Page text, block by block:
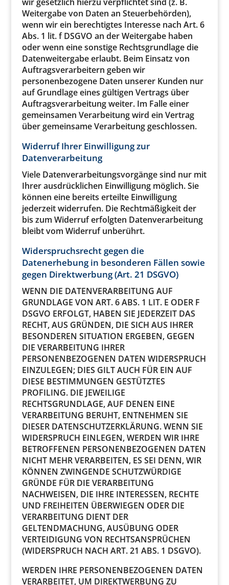
Weitergabe von Daten an Steuerbehörden),
wenn wir ein berechtigtes Interesse nach Art. 6
Abs. 1 lit. f DSGVO an der Weitergabe haben
oder wenn eine sonstige Rechtsgrundlage die
Datenweitergabe erlaubt. Beim Einsatz von
Auftragsverarbeitern geben wir
personenbezogene Daten unserer Kunden nur
auf Grundlage eines gültigen Vertrags über
Auftragsverarbeitung weiter. Im Falle einer
gemeinsamen Verarbeitung wird ein Vertrag
über gemeinsame Verarbeitung geschlossen.
Widerruf Ihrer Einwilligung zur
Datenverarbeitung
Viele Datenverarbeitungsvorgänge sind nur mit
Ihrer ausdrücklichen Einwilligung möglich. Sie
können eine bereits erteilte Einwilligung
jederzeit widerrufen. Die Rechtmäßigkeit der
bis zum Widerruf erfolgten Datenverarbeitung
bleibt vom Widerruf unberührt.
Widerspruchsrecht gegen die
Datenerhebung in besonderen Fällen sowie
gegen Direktwerbung (Art. 21 DSGVO)
WENN DIE DATENVERARBEITUNG AUF
GRUNDLAGE VON ART. 6 ABS. 1 LIT. E ODER F
DSGVO ERFOLGT, HABEN SIE JEDERZEIT DAS
RECHT, AUS GRÜNDEN, DIE SICH AUS IHRER
BESONDEREN SITUATION ERGEBEN, GEGEN
DIE VERARBEITUNG IHRER
PERSONENBEZOGENEN DATEN WIDERSPRUCH
EINZULEGEN; DIES GILT AUCH FÜR EIN AUF
DIESE BESTIMMUNGEN GESTÜTZTES
PROFILING. DIE JEWEILIGE
RECHTSGRUNDLAGE, AUF DENEN EINE
VERARBEITUNG BERUHT, ENTNEHMEN SIE
DIESER DATENSCHUTZERKLÄRUNG. WENN SIE
WIDERSPRUCH EINLEGEN, WERDEN WIR IHRE
BETROFFENEN PERSONENBEZOGENEN DATEN
NICHT MEHR VERARBEITEN, ES SEI DENN, WIR
KÖNNEN ZWINGENDE SCHUTZWÜRDIGE
GRÜNDE FÜR DIE VERARBEITUNG
NACHWEISEN, DIE IHRE INTERESSEN, RECHTE
UND FREIHEITEN ÜBERWIEGEN ODER DIE
VERARBEITUNG DIENT DER
GELTENDMACHUNG, AUSÜBUNG ODER
VERTEIDIGUNG VON RECHTSANSPRÜCHEN
(WIDERSPRUCH NACH ART. 21 ABS. 1 DSGVO).
WERDEN IHRE PERSONENBEZOGENEN DATEN
VERARBEITET, UM DIREKTWERBUNG ZU